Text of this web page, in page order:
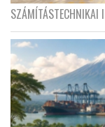
SZÁMÍTÁSTECHNIKAI